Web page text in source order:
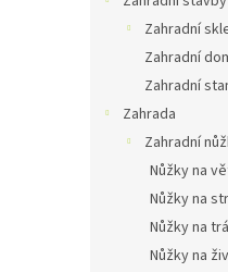
Zahradní
Zahradní
Zahradní
Zahrada
Zahradní
Nůžky na
Nůžky na
Nůžky na
Nůžky na